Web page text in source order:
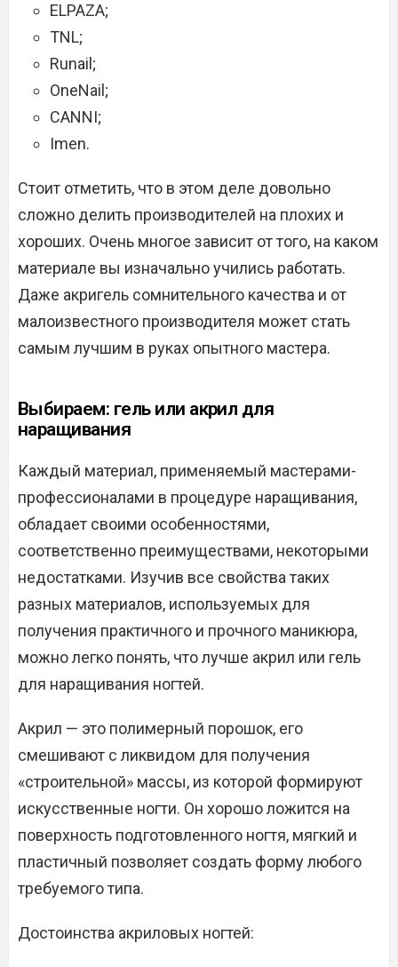
ELPAZA;
TNL;
Runail;
OneNail;
CANNI;
Imen.
Стоит отметить, что в этом деле довольно
сложно делить производителей на плохих и
хороших. Очень многое зависит от того, на каком
материале вы изначально учились работать.
Даже акригель сомнительного качества и от
малоизвестного производителя может стать
самым лучшим в руках опытного мастера.
Выбираем: гель или акрил для
наращивания
Каждый материал, применяемый мастерами-
профессионалами в процедуре наращивания,
обладает своими особенностями,
соответственно преимуществами, некоторыми
недостатками. Изучив все свойства таких
разных материалов, используемых для
получения практичного и прочного маникюра,
можно легко понять, что лучше акрил или гель
для наращивания ногтей.
Акрил — это полимерный порошок, его
смешивают с ликвидом для получения
«строительной» массы, из которой формируют
искусственные ногти. Он хорошо ложится на
поверхность подготовленного ногтя, мягкий и
пластичный позволяет создать форму любого
требуемого типа.
Достоинства акриловых ногтей: